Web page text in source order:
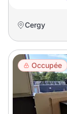
Cergy
Occupée